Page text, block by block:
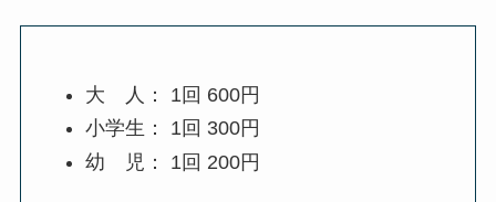
大 人： 1回 600円
小学生： 1回 300円
幼 児： 1回 200円